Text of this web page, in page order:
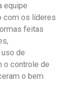
equipe
com os líderes
feitas
de
o controle de
o bem